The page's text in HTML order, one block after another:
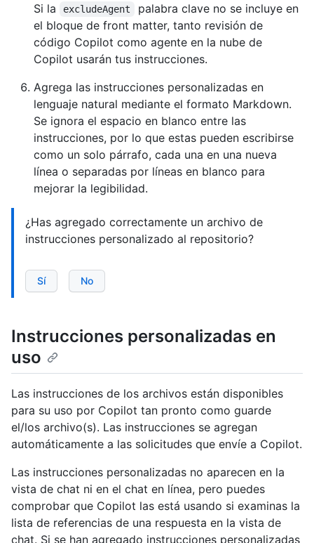
Si la excludeAgent
palabra clave no se incluye en
el bloque de front matter, tanto revisión de
código Copilot como agente en la nube de
Copilot usarán tus instrucciones.
Agrega las instrucciones personalizadas en
lenguaje natural mediante el formato Markdown.
Se ignora el espacio en blanco entre las
instrucciones, por lo que estas pueden escribirse
como un solo párrafo, cada una en una nueva
línea o separadas por líneas en blanco para
mejorar la legibilidad.
¿Has agregado correctamente un archivo de
instrucciones personalizado al repositorio?
Sí No
Instrucciones personalizadas en
uso
Las instrucciones de los archivos están disponibles
para su uso por Copilot tan pronto como guarde
el/los archivo(s). Las instrucciones se agregan
automáticamente a las solicitudes que envíe a Copilot.
Las instrucciones personalizadas no aparecen en la
vista de chat ni en el chat en línea, pero puedes
comprobar que Copilot las está usando si examinas la
lista de referencias de una respuesta en la vista de
chat. Si se han agregado instrucciones personalizadas